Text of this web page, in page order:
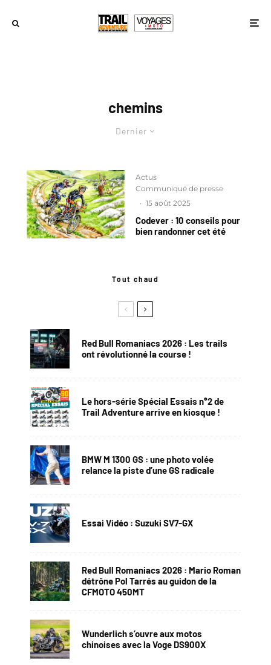
chemins
Dernier
Actus
Communiqué de presse
· 15 août 2025
Codever : 10 conseils pour
bien randonner cet été
Tout chaud
Red Bull Romaniacs 2026 : Les trails
ont révolutionné la course !
Le hors-série Spécial Essais n°2 de
Trail Adventure arrive en kiosque !
BMW M 1300 GS : une photo volée
relance la piste d’une GS radicale
Essai Vidéo : Suzuki SV7-GX
Red Bull Romaniacs 2026 : Mario Roman
détrône Pol Tarrés au guidon de la
CFMOTO 450MT
Wunderlich s’ouvre aux motos
chinoises avec la Voge DS900X